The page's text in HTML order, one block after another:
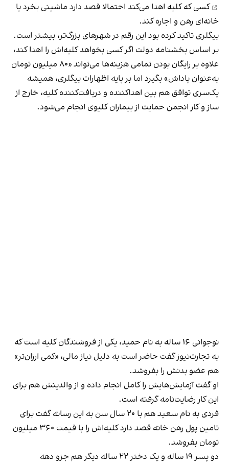
کسی که کلیه اهدا می‌کند احتمالا قصد دارد ماشینی بخرد یا
خانه‌ای رهن و اجاره کند.
بیگلری تاکید کرده بود این رقم در شهرهای بزرگ‌تر، بیشتر است.
بر اساس بخشنامه دولت اگر کسی بخواهد کلیه‌اش را اهدا کند،
علاوه بر رایگان بودن تمامی هزینه‌ها می‌تواند «۸۰ میلیون تومان
به‌عنوان پاداش» بگیرد اما بر پایه اظهارات بیگلری، همیشه
یک‌سری توافق هم بین اهداکننده و دریافت‌کننده کلیه، خارج از
ساز و کار انجمن حمایت از بیماران کلیوی انجام می‌شود.
نوجوانی ۱۶ ساله به نام حمید، یکی از فروشندگان کلیه است که
به تجارت‌نیوز گفت حاضر است به دلیل نیاز مالی، «کمی ارزان‌تر»
هم عضو بدنش را بفروشد.
او گفت آزمایش‌هایش را کامل انجام داده و از والدینش هم برای
این کار رضایت‌نامه گرفته است.
فردی به نام سعید هم با ۲۰ سال سن به این رسانه گفت برای
تامین پول رهن خانه قصد دارد کلیه‌اش را با قیمت ۳۶۰ میلیون
تومان بفروشد.
دو پسر ۱۹ ساله و یک دختر ۲۲ ساله دیگر هم جزو دهه